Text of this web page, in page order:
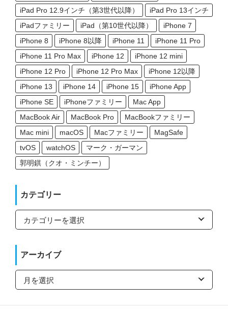
iPad Pro 12.9インチ（第3世代以降）
iPad Pro 13インチ
iPadファミリー
iPad（第10世代以降）
iPhone 7
iPhone 8
iPhone 8以降 iPhone 11
iPhone 11 Pro
iPhone 11 Pro Max
iPhone 12
iPhone 12 mini
iPhone 12 Pro
iPhone 12 Pro Max
iPhone 12以降
iPhone 13
iPhone 14 iPhone 15
iPhone App
iPhone SE
iPhoneファミリー
Mac App
MacBook Air
MacBook Pro
MacBookファミリー
Mac mini
macOS Macファミリー
MagSafe
tvOS
watchOS
マーク・ガーマン
郭明錤（クオ・ミンチー）
カテゴリー
カ
ゴ
ー
アーカイブ
ア
カ
ブ